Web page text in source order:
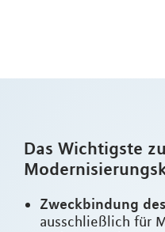
Das Wichtigste
Zweckbindung
ausschließlich für